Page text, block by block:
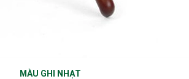
MÀU GHI NHẠT